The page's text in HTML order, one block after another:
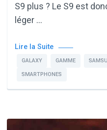
S9 plus ? Le S9 est
léger …
Lire la Suite
GALAXY GAMME
SMARTPHONES